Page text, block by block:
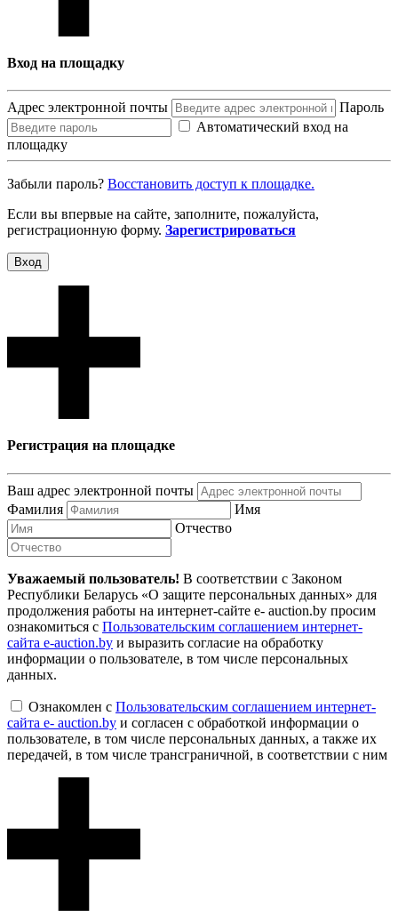
Вход на площадку
Адрес электронной почты
Пароль
Автоматический вход на
площадку
Забыли пароль? Восcтановить доступ к площадке.
Если вы впервые на сайте, заполните, пожалуйста,
регистрационную форму. Зарегистрироваться
Вход
Регистрация на площадке
Ваш адрес электронной почты
Фамилия
Имя
Отчество
Уважаемый пользователь! В соответствии с Законом
Республики Беларусь «О защите персональных данных» для
продолжения работы на интернет-сайте e- auction.by просим
ознакомиться с Пользовательским соглашением интернет-
сайта e-auction.by и выразить согласие на обработку
информации о пользователе, в том числе персональных
данных.
Ознакомлен с Пользовательским соглашением интернет-
сайта e- auction.by и согласен с обработкой информации о
пользователе, в том числе персональных данных, а также их
передачей, в том числе трансграничной, в соответствии с ним